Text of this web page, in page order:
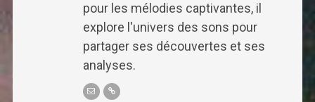
pour les mélodies captivantes, il
explore l'univers des sons pour
partager ses découvertes et ses
analyses.